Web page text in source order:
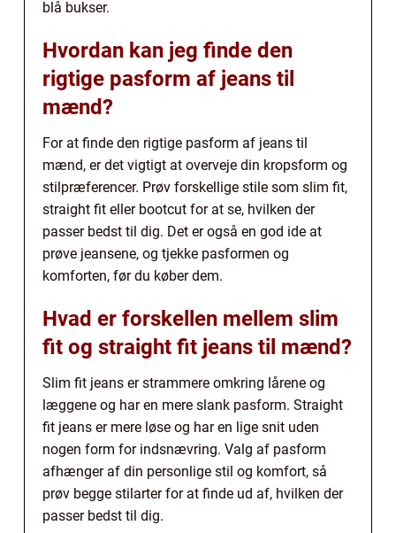
blå bukser.
Hvordan kan jeg finde den
rigtige pasform af jeans til
mænd?
For at finde den rigtige pasform af jeans til
mænd, er det vigtigt at overveje din kropsform og
stilpræferencer. Prøv forskellige stile som slim fit,
straight fit eller bootcut for at se, hvilken der
passer bedst til dig. Det er også en god ide at
prøve jeansene, og tjekke pasformen og
komforten, før du køber dem.
Hvad er forskellen mellem slim
fit og straight fit jeans til mænd?
Slim fit jeans er strammere omkring lårene og
læggene og har en mere slank pasform. Straight
fit jeans er mere løse og har en lige snit uden
nogen form for indsnævring. Valg af pasform
afhænger af din personlige stil og komfort, så
prøv begge stilarter for at finde ud af, hvilken der
passer bedst til dig.